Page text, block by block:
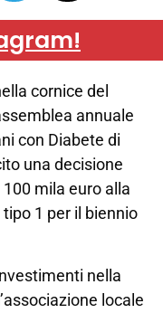
cornice del
annuale
con Diabete di
una decisione
mila euro alla
1 per il biennio
nella
locale